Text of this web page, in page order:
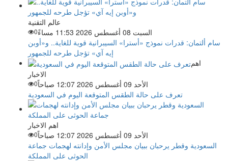
عالم التقنية
السبت 08 أغسطس 2026 11:53 مساءً
0
سام ألتمان: قدرات نموذج «أسترا» السيبرانية قوية للغاية.. و«أوبن
إيه آي» تؤجل طرحه للجمهور
اهم
الاخبار
الأحد 09 أغسطس 2026 12:07 صباحاً
0
تعرف على حالة الطقس المتوقعة اليوم في السعودية
اهم الاخبار
الأحد 09 أغسطس 2026 12:07 صباحاً
0
السعودية وقطر يرحبان ببيان مجلس الأمن وإدانته لهجمات جماعة
الحوثى على المملكة